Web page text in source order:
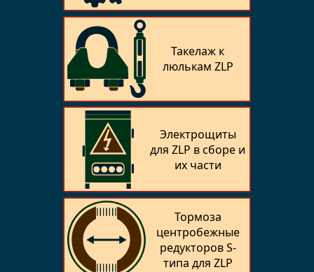
Такелаж к
люлькам ZLP
Электрощиты
для ZLP в сборе и
их части
Тормоза
центробежные
редукторов S-
типа для ZLP